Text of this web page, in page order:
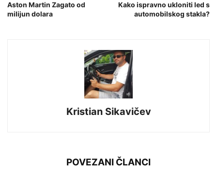
Aston Martin Zagato od
milijun dolara
Kako ispravno ukloniti led s
automobilskog stakla?
Kristian Sikavičev
POVEZANI ČLANCI